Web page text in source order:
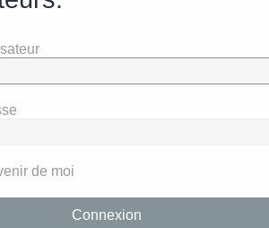
de moi